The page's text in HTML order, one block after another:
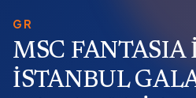
GR
MSC FANTASIA
İSTANBUL